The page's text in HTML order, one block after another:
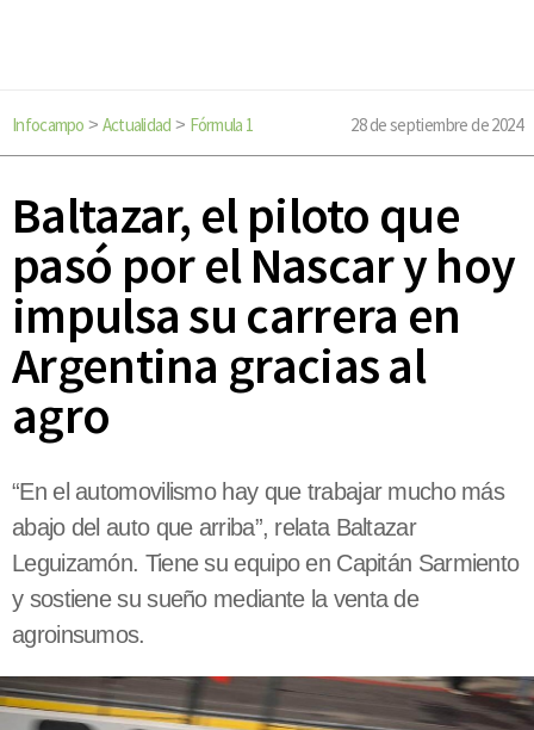
Infocampo > Actualidad > Fórmula 1 28 de septiembre de 2024
Baltazar, el piloto que
pasó por el Nascar y hoy
impulsa su carrera en
Argentina gracias al
agro
“En el automovilismo hay que trabajar mucho más
abajo del auto que arriba”, relata Baltazar
Leguizamón. Tiene su equipo en Capitán Sarmiento
y sostiene su sueño mediante la venta de
agroinsumos.